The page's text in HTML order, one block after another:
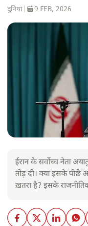
दुनिया 9 FEB, 2026
ईरान के सर्वोच्च नेता
तोड़ दी। क्या इसके पीछे
ख़तरा है? इसके